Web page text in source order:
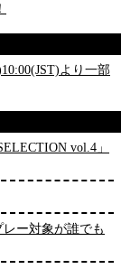
より一部
vol.4」
ー対象が誰でも